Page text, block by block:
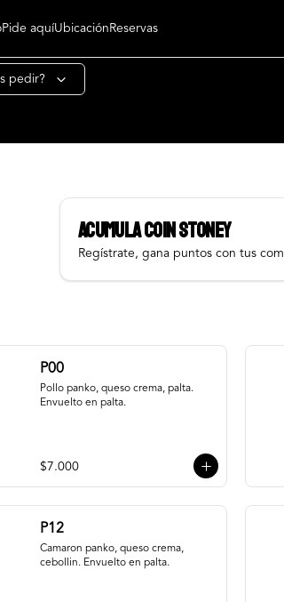
Pide aquíUbicación Reservas
pedir?
AcumulaCOIN STONEY
Regístrate, gana puntos con tus
P00
Pollo panko, queso crema, palta.
Envuelto en palta.
$7.000
P12
Camaron panko, queso crema,
cebollin. Envuelto en palta.